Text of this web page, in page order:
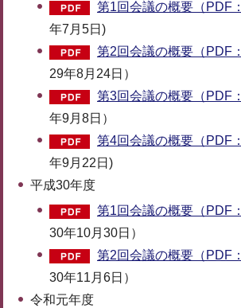
第1回会議の概要（PDF
年7月5日)
第2回会議の概要（PDF
29年8月24日）
第3回会議の概要（PDF
年9月8日）
第4回会議の概要（PDF
年9月22日)
平成30年度
第1回会議の概要（PDF
30年10月30日）
第2回会議の概要（PDF
30年11月6日）
令和元年度